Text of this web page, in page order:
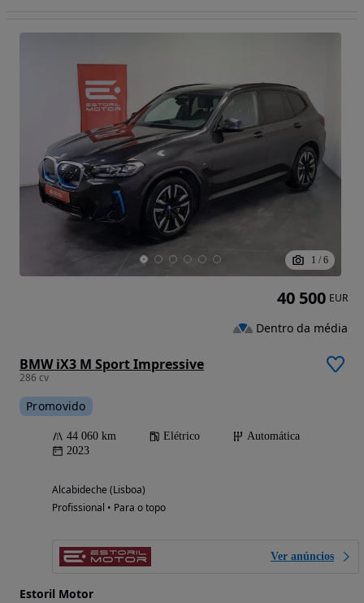
1 / 6
BMW iX3 M Sport Impressive
286 cv
Promovido
44 060 km Elétrico
Automática
2023
Alcabideche (Lisboa)
Profissional • Para o topo
Ver anúncios
Estoril Motor
40 500 EUR
Dentro da média